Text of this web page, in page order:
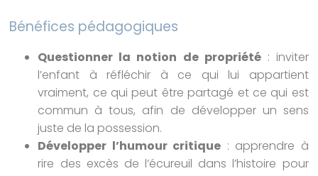
Bénéfices pédagogiques
Questionner la notion de propriété: inviter
l’enfant à réfléchir à ce qui lui appartient
vraiment, ce qui peut être partagé et ce qui est
commun à tous, afin de développer un sens
juste de la possession.
Développer l’humour critique : apprendre à
rire des excès de l’écureuil dans l’histoire pour